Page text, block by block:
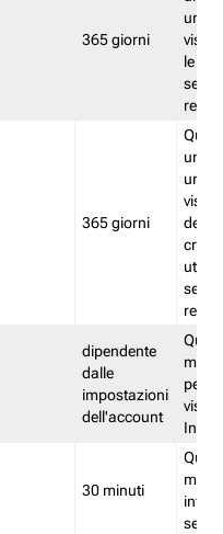
365 giorni
le
365 giorni
un
del
dipendente
dalle
impostazioni
dell'account
30 minuti